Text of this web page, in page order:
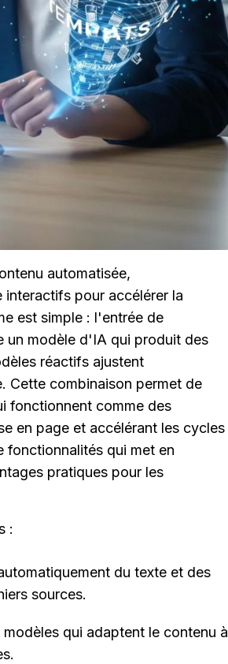
automatisée,
pour accélérer la
est simple : l'entrée de
un modèle d'IA qui produit des
réactifs ajustent
Cette combinaison permet de
fonctionnent comme des
en page et accélérant les cycles
fonctionnalités qui met en
pratiques pour les
:
du texte et des
sources.
modèles qui adaptent le contenu à